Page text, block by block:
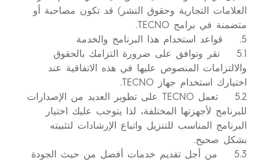
العلامات التجارية وحقوق النشر) قد تكون مصاحبة أو
متضمنة في برامج TECNO.
5. قواعد استخدام هذا البرنامج والخدمة
5.1 تقر وتوافق على ضرورة التزامك بالحقوق
والالتزامات المنصوص عليها في هذه الاتفاقية عند
اختيارك استخدام جهاز TECNO.
5.2 تعمل TECNO على تطوير العديد من الإصدارات
للبرنامج لأجهزتها المختلفة، لذا يتوجب عليك اختيار
البرنامج المناسب للتنزيل واتباع الإرشادات لتثبيته
بشكل صحيح.
5.3 من أجل تقديم خدمات أفضل من حيث الجودة